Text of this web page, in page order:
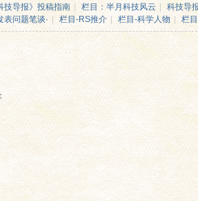
技导报》投稿指南
栏目：半月科技风云 科技导
表问题笔谈·
栏目-RS推介 栏目-科学人物 栏